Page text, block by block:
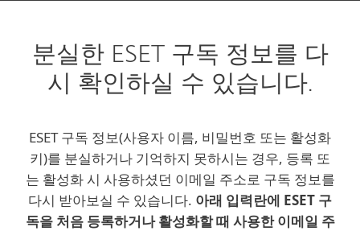
분실한 ESET 구독 정보를 다
시 확인하실 수 있습니다.
ESET 구독 정보(사용자 이름, 비밀번호 또는 활성화
키)를 분실하거나 기억하지 못하시는 경우, 등록 또
는 활성화 시 사용하셨던 이메일 주소로 구독 정보를
다시 받아보실 수 있습니다. 아래 입력란에 ESET 구
독을 처음 등록하거나 활성화할 때 사용한 이메일 주